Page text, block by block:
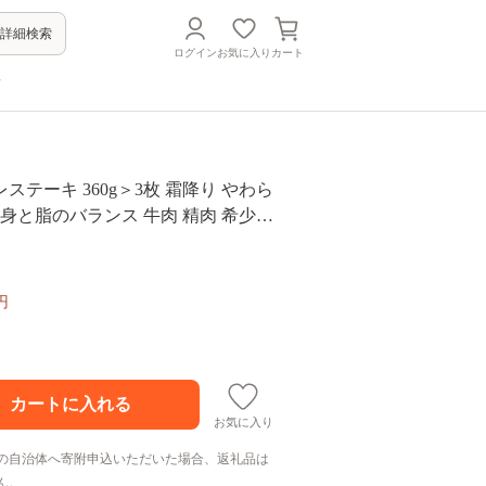
詳細検索
ログインお気に入り カート
ステーキ 360g＞3枚 霜降り やわら
と脂のバランス 牛肉 精肉 希少部
量限定【MI767-my】【ミヤチ
お気に入り
自治体へ寄附申込いただいた場合、返礼品は